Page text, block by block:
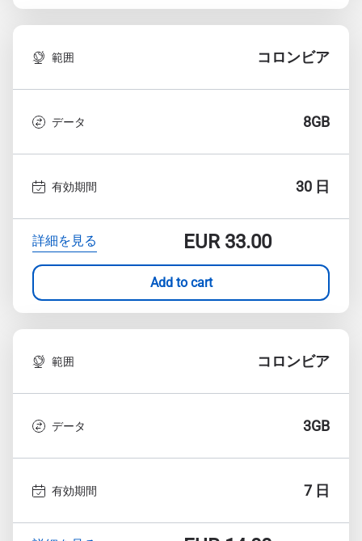
範囲 コロンビア
データ 8GB
有効期間 30 日
詳細を見る EUR33.00
Add to cart
範囲 コロンビア
データ 3GB
有効期間 7 日